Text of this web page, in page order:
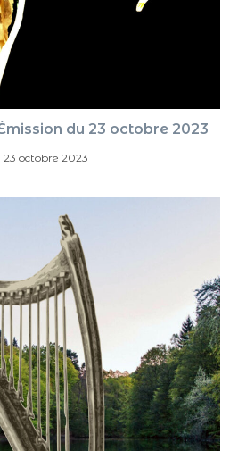
du 23 octobre 2023
23 octobre 2023